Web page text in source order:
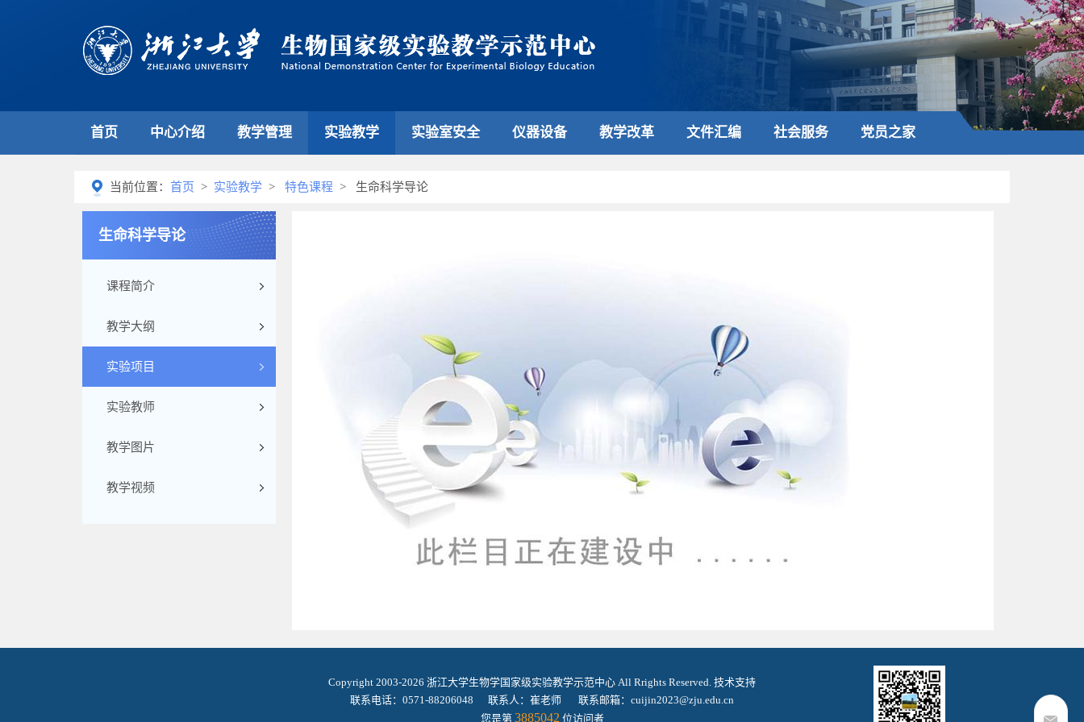
首页 中心介绍 教学管理 实验教学 实验室安全 仪器设备 教学改革 文件汇编 社会服务 党员之家
当前位置： 首页 > 实验教学 > 特色课程 > 生命科学导论
生命科学导论
课程简介
教学大纲
实验项目
实验教师
教学图片
教学视频
Copyright 2003-2026 浙江大学生物学国家级实验教学示范中心 All Rrights Reserved. 技术支持
联系电话：0571-88206048 联系人：崔老师 联系邮箱：cuijin2023@zju.edu.cn
您是第 3885042位访问者